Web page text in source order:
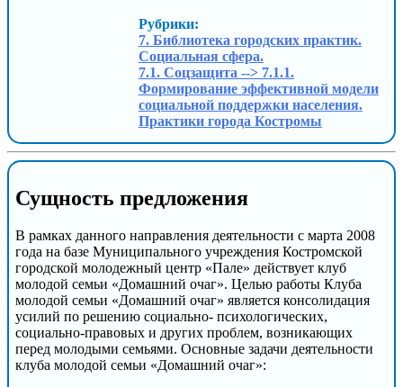
Рубрики:
7. Библиотека городских практик.
Социальная сфера.
7.1. Соцзащита --> 7.1.1.
Формирование эффективной модели
социальной поддержки населения.
Практики города Костромы
Сущность предложения
В рамках данного направления деятельности с марта 2008
года на базе Муниципального учреждения Костромской
городской молодежный центр «Пале» действует клуб
молодой семьи «Домашний очаг». Целью работы Клуба
молодой семьи «Домашний очаг» является консолидация
усилий по решению социально- психологических,
социально-правовых и других проблем, возникающих
перед молодыми семьями. Основные задачи деятельности
клуба молодой семьи «Домашний очаг»: